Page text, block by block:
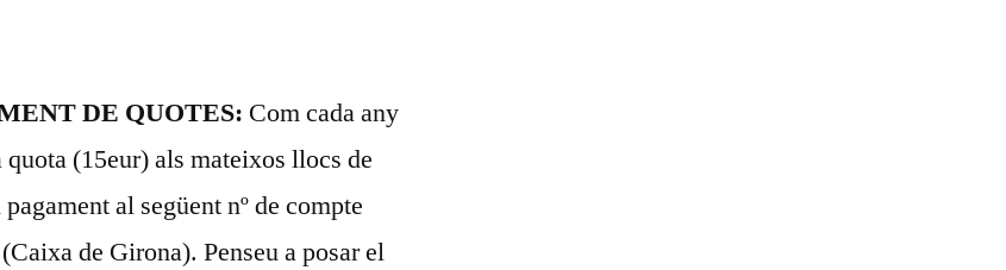
DE QUOTES: Com cada any
(15eur) als mateixos llocs de
al següent nº de compte
de Girona). Penseu a posar el